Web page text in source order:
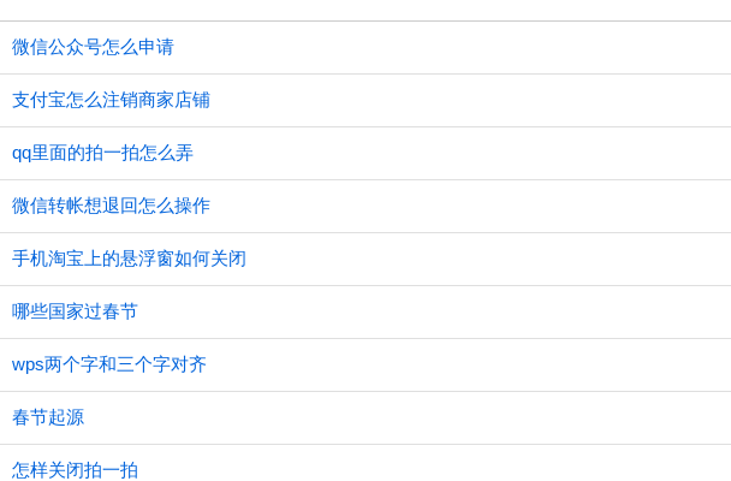
微信公众号怎么申请
支付宝怎么注销商家店铺
qq里面的拍一拍怎么弄
微信转帐想退回怎么操作
手机淘宝上的悬浮窗如何关闭
哪些国家过春节
wps两个字和三个字对齐
春节起源
怎样关闭拍一拍